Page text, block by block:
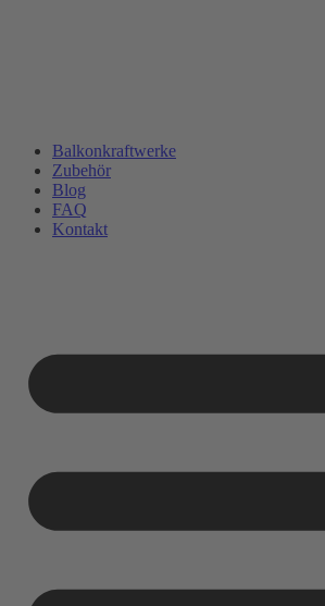
Balkonkraftwerke
Zubehör
Blog
FAQ
Kontakt